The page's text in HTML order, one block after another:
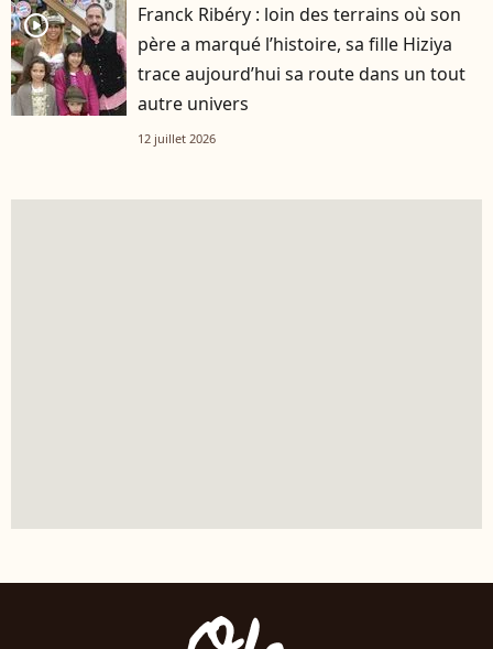
player2
Franck Ribéry : loin des terrains où son
père a marqué l’histoire, sa fille Hiziya
trace aujourd’hui sa route dans un tout
autre univers
12 juillet 2026